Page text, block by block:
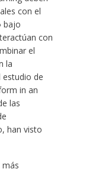
con el
bajo
con
el
la
estudio de
in an
las
han visto
más